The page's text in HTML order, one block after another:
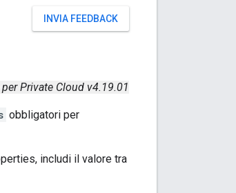
INVIA FEEDBACK
per Private Cloud v4.19.01
obbligatori per
includi il valore tra